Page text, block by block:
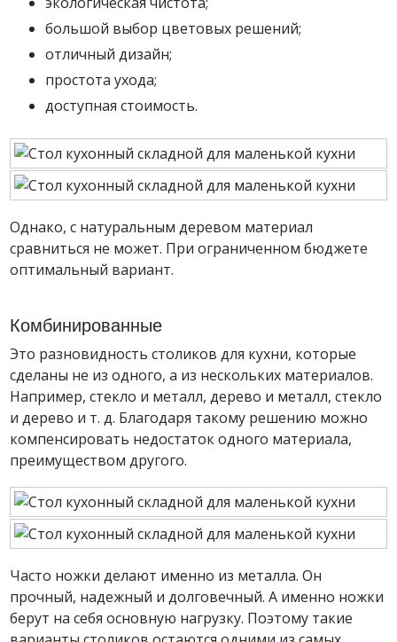
большой выбор цветовых решений;
отличный дизайн;
простота ухода;
доступная стоимость.
Однако, с натуральным деревом материал
сравниться не может. При ограниченном бюджете
оптимальный вариант.
Комбинированные
Это разновидность столиков для кухни, которые
сделаны не из одного, а из нескольких материалов.
Например, стекло и металл, дерево и металл, стекло
и дерево и т. д. Благодаря такому решению можно
компенсировать недостаток одного материала,
преимуществом другого.
Часто ножки делают именно из металла. Он
прочный, надежный и долговечный. А именно ножки
берут на себя основную нагрузку. Поэтому такие